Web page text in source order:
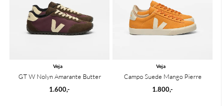
Veja
GT W Nolyn Amarante Butter
1.600,-
Veja
Campo Suede Mango Pierre
1.800,-